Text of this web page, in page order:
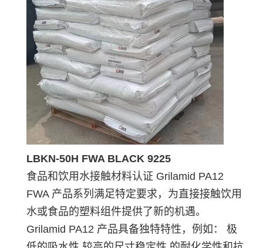
LBKN-50H FWA BLACK 9225
食品和饮用水接触材料认证 Grilamid PA12
FWA 产品系列满足特定要求，为直接接触饮用
水或食品的塑料组件提供了新的机遇。
Grilamid PA12 产品具备独特特性，例如： 极